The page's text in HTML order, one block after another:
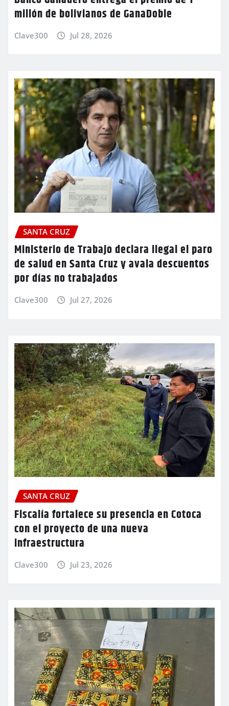
millón de bolivianos de GanaDoble
Clave300 Jul 28, 2026
SANTA CRUZ
Ministerio de Trabajo declara ilegal el paro
de salud en Santa Cruz y avala descuentos
por días no trabajados
Clave300 Jul 27, 2026
SANTA CRUZ
Fiscalía fortalece su presencia en Cotoca
con el proyecto de una nueva
infraestructura
Clave300 Jul 23, 2026